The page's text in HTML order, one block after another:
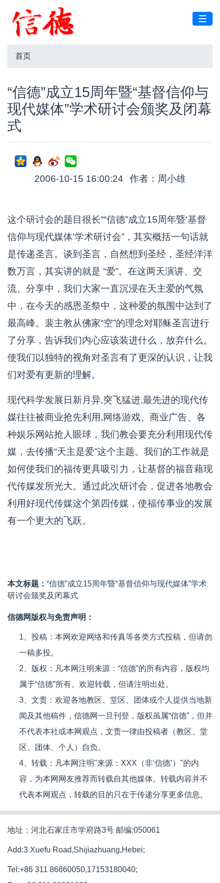
首页
“信德”成立15周年暨“基督信仰与
现代媒体”学术研讨会颁奖及闭幕
式
2006-10-15 16:00:24 作者：周小雄
这个研讨会的题目很长““信德”成立15周年暨‘基督
信仰与现代媒体’学术研讨会”，其实概括一句话就
是传递圣言。谈到圣言，自然想到圣经，圣经洋洋
数万言，其实讲的就是 “爱”。在这两天演讲、交
流、分享中，我们大家一直沉浸在天主爱的气氛
中，在今天的感恩圣祭中，这种爱的氛围中达到了
最高峰。裴主教从佛家“空”的理念对耶稣圣言进行
了分享，告诉我们内心应该装进什么，放弃什么。
使我们以独特的视角对圣言有了更深的认识，让我
们对爱有更新的理解。
现代科学发展日新月异,突飞猛进,最先进的现代传
媒往往被商业抢先利用,网络游戏、商业广告、各
种娱乐网站抢人眼球，我们教会要充分利用现代传
媒，去传播“天主是爱”这个主题。我们的工作就是
如何使我们的福传更具吸引力，让基督的福音藉现
代传媒发所光大。通过此次研讨会，促进各地教会
利用好现代传媒这个第四传媒，使福传事业的发展
有一个更大的飞跃。
本文标题： “信德”成立15周年暨“基督信仰与现代媒体”学术
研讨会颁奖及闭幕式
信德网版权与免责声明：
1、投稿：本网欢迎网络和传真等各类方式投稿，但请勿
一稿多投。
2、版权：凡本网注明来源：“信德”的所有内容，版权均
属于“信德”所有。欢迎转载，但请注明出处。
3、文责：欢迎各地教区、堂区、团体或个人提供当地新
闻及其他稿件，信德网一旦刊登，版权虽属“信德”，但并
不代表本社或本网观点，文责一律由投稿者（教区、堂
区、团体、个人）自负。
4、转载：凡本网注明"来源：XXX（非‘信德’）"的内
容，为本网网友推荐而转载自其他媒体。转载内容并不
代表本网观点，转载的目的只在于传递分享更多信息。
地址：河北石家庄市学府路3号 邮编:050061
Add:3 Xuefu Road,Shijiazhuang,Hebei;
Tel:+86 311 86860050,17153180040;